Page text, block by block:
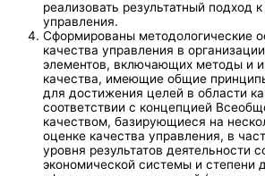
реализовать результатный подход
управления.
Сформированы методологические
качества управления в
элементов, включающих методы и
качества, имеющие общие
для достижения целей в области
соответствии с концепцией
качеством, базирующиеся на
оценке качества управления, в
уровня результатов деятельности
экономической системы и степени